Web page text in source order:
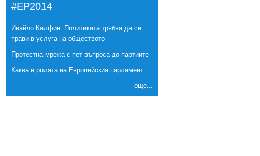
#EP2014
Ивайло Калфин: Политиката трябва да се
прави в услуга на обществото
Протестна мрежа с пет въпроса до партиите
Каква е ролята на Европейския парламент
още...